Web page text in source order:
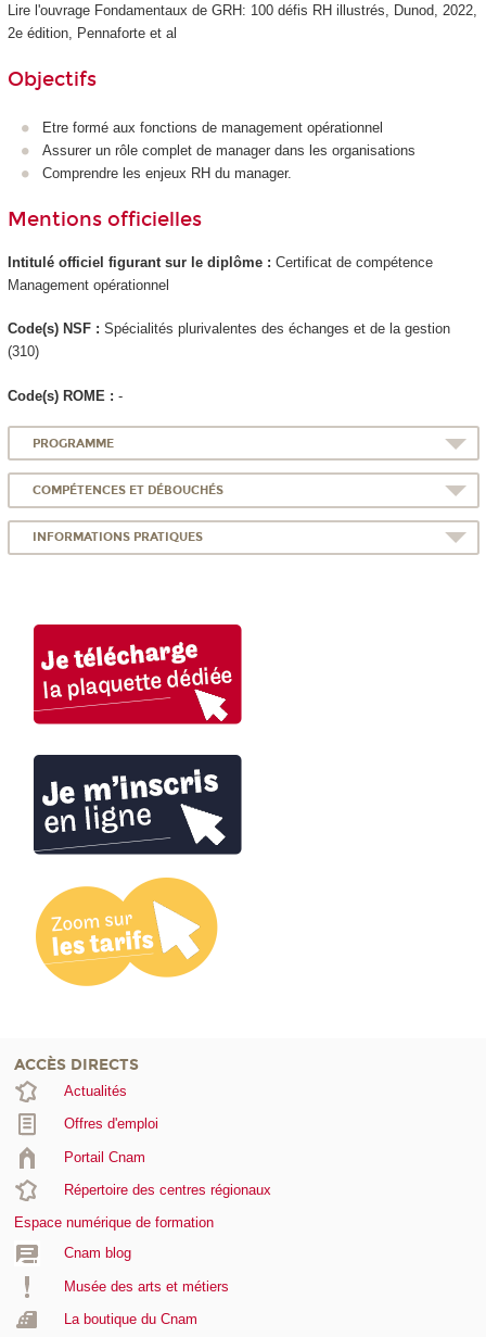
Lire l'ouvrage Fondamentaux de GRH: 100 défis RH illustrés, Dunod, 2022,
2e édition, Pennaforte et al
Objectifs
Etre formé aux fonctions de management opérationnel
Assurer un rôle complet de manager dans les organisations
Comprendre les enjeux RH du manager.
Mentions officielles
Intitulé officiel figurant sur le diplôme : Certificat de compétence
Management opérationnel
Code(s) NSF : Spécialités plurivalentes des échanges et de la gestion
(310)
Code(s) ROME : -
PROGRAMME
COMPÉTENCES ET DÉBOUCHÉS
INFORMATIONS PRATIQUES
ACCÈS DIRECTS
Actualités
Offres d'emploi
Portail Cnam
Répertoire des centres régionaux
Espace numérique de formation
Cnam blog
Musée des arts et métiers
La boutique du Cnam